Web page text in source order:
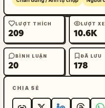
LƯỢT THÍCH
209
LƯỢT
10.6K
BÌNH LUẬN
20
ĐÃ LƯU
178
CHIA SẺ